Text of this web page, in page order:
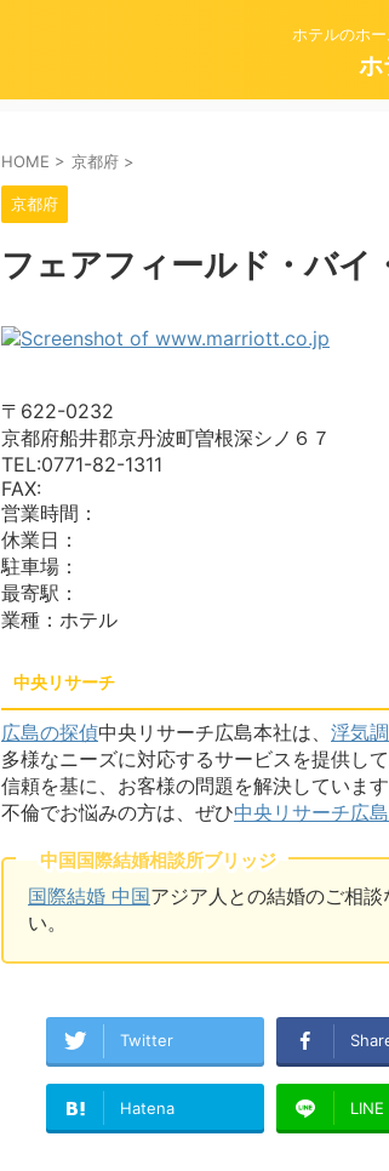
ホテルのホ
ホ
HOME > 京都府 >
京都府
フェアフィールド・バイ
〒622-0232
京都府船井郡京丹波町曽根深シノ６７
TEL:0771-82-1311
FAX:
営業時間：
休業日：
駐車場：
最寄駅：
業種：ホテル
中央リサーチ
広島の探偵中央リサーチ広島本社は、 浮気
多様なニーズに対応するサービスを提供し
信頼を基に、お客様の問題を解決していま
不倫でお悩みの方は、ぜひ中央リサーチ広
中国国際結婚相談所ブリッジ
国際結婚 中国アジア人との結婚のご相談
い。
Twitter
Hatena LINE